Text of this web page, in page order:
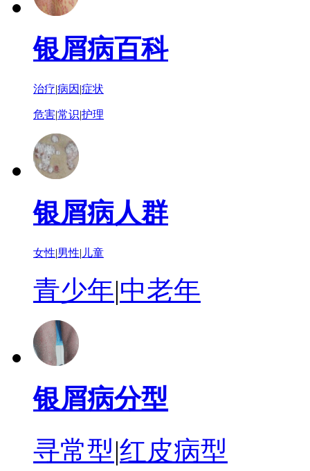
银屑病百科
治疗|病因 |症状
危害|常识|护理
银屑病人群
女性|男性| 儿童
青少年|中老年
银屑病分型
寻常型|红皮病型